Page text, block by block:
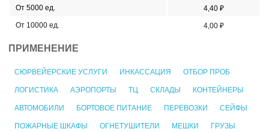
От 5000 ед.
4,40 ₽
От 10000 ед.
4,00 ₽
ПРИМЕНЕНИЕ
СЮРВЕЙЕРСКИЕ УСЛУГИ ИНКАССАЦИЯ ОТБОР ПРОБ
ЛОГИСТИКА АЭРОПОРТЫ ТЦ СКЛАДЫ КОНТЕЙНЕРЫ
АВТОМОБИЛИ БОРТОВОЕ ПИТАНИЕ ПЕРЕВОЗКИ СЕЙФЫ
ПОЖАРНЫЕ ШКАФЫ ОГНЕТУШИТЕЛИ МЕШКИ ГРУЗЫ